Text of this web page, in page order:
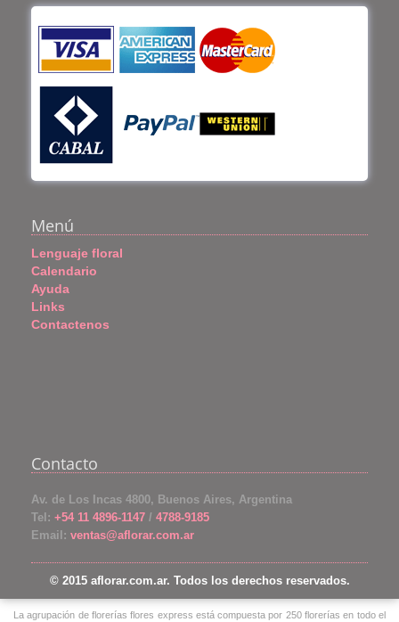
Menú
Lenguaje floral
Calendario
Ayuda
Links
Contactenos
Contacto
Av. de Los Incas 4800, Buenos Aires, Argentina
Tel: +54 11 4896-1147 / 4788-9185
Email: ventas@aflorar.com.ar
© 2015 aflorar.com.ar. Todos los derechos reservados.
La agrupación de florerías flores express está compuesta por 250 florerías en todo el